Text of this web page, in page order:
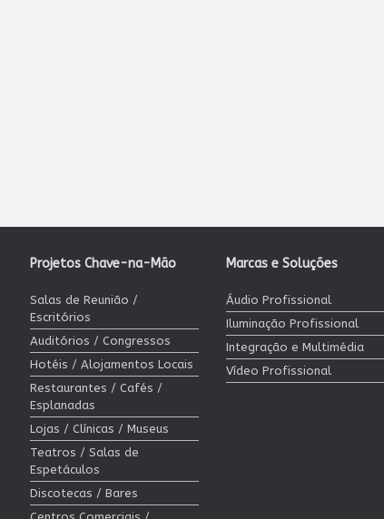
Projetos Chave-na-Mão
Salas de Reunião /
Escritórios
Auditórios / Congressos
Hotéis / Alojamentos Locais
Restaurantes / Cafés /
Esplanadas
Lojas / Clínicas / Museus
Teatros / Salas de
Espetáculos
Discotecas / Bares
Marcas e Soluções
Áudio Profissional
Iluminação Profissional
Integração e Multimédia
Vídeo Profissional